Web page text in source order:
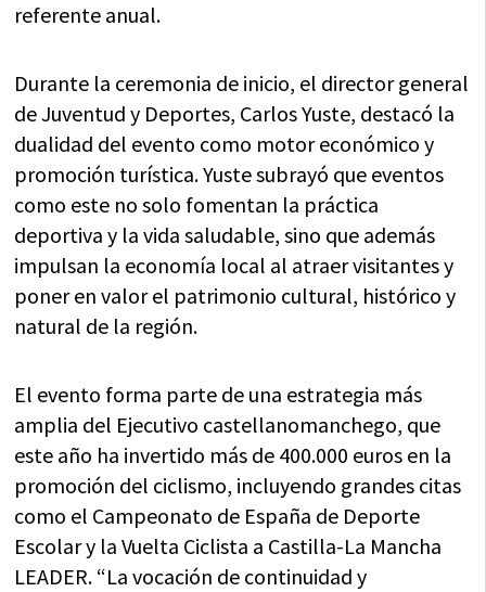
referente anual.
Durante la ceremonia de inicio, el director general
de Juventud y Deportes, Carlos Yuste, destacó la
dualidad del evento como motor económico y
promoción turística. Yuste subrayó que eventos
como este no solo fomentan la práctica
deportiva y la vida saludable, sino que además
impulsan la economía local al atraer visitantes y
poner en valor el patrimonio cultural, histórico y
natural de la región.
El evento forma parte de una estrategia más
amplia del Ejecutivo castellanomanchego, que
este año ha invertido más de 400.000 euros en la
promoción del ciclismo, incluyendo grandes citas
como el Campeonato de España de Deporte
Escolar y la Vuelta Ciclista a Castilla-La Mancha
LEADER. “La vocación de continuidad y